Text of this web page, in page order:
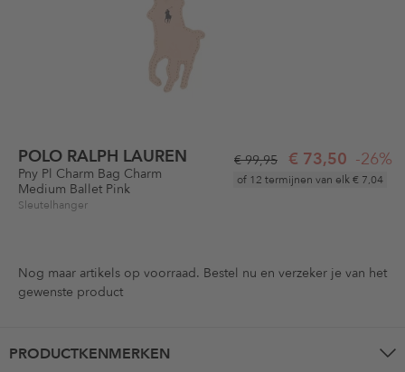
POLO RALPH LAUREN
Pny Pl Charm Bag Charm
Medium Ballet Pink
Sleutelhanger
€ 99,95 € 73,50 -26%
of 12 termijnen van elk€ 7,04
Nog maar artikels op voorraad. Bestel nu en verzeker je van het
gewenste product
PRODUCTKENMERKEN